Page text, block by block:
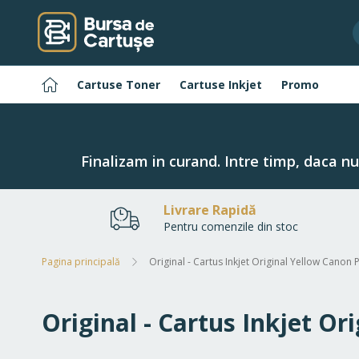
Navigați
la
Conținut
PaginaCartuse Toner Cartuse Inkjet Promo
Finalizam in curand. Intre timp, daca
Livrare Rapidă
Pentru comenzile din stoc
Pagina principală Original - Cartus Inkjet Original Yellow Canon
Original - Cartus Inkjet